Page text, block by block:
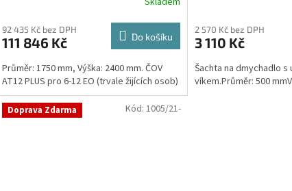
produktu
je
z
5
hvězdiček.
92 435 Kč bez DPH
111 846 Kč Do košíku
Průměr: 1750 mm, Výška: 2400 mm. ČOV
AT12 PLUS pro 6-12 EO (trvale žijících osob)
produktu
je
z
5
2 570 Kč bez DPH
3 110 Kč
Šachta na dmychadlo
víkem.Průměr: 500
Doprava Zdarma Kód: 1005/21-